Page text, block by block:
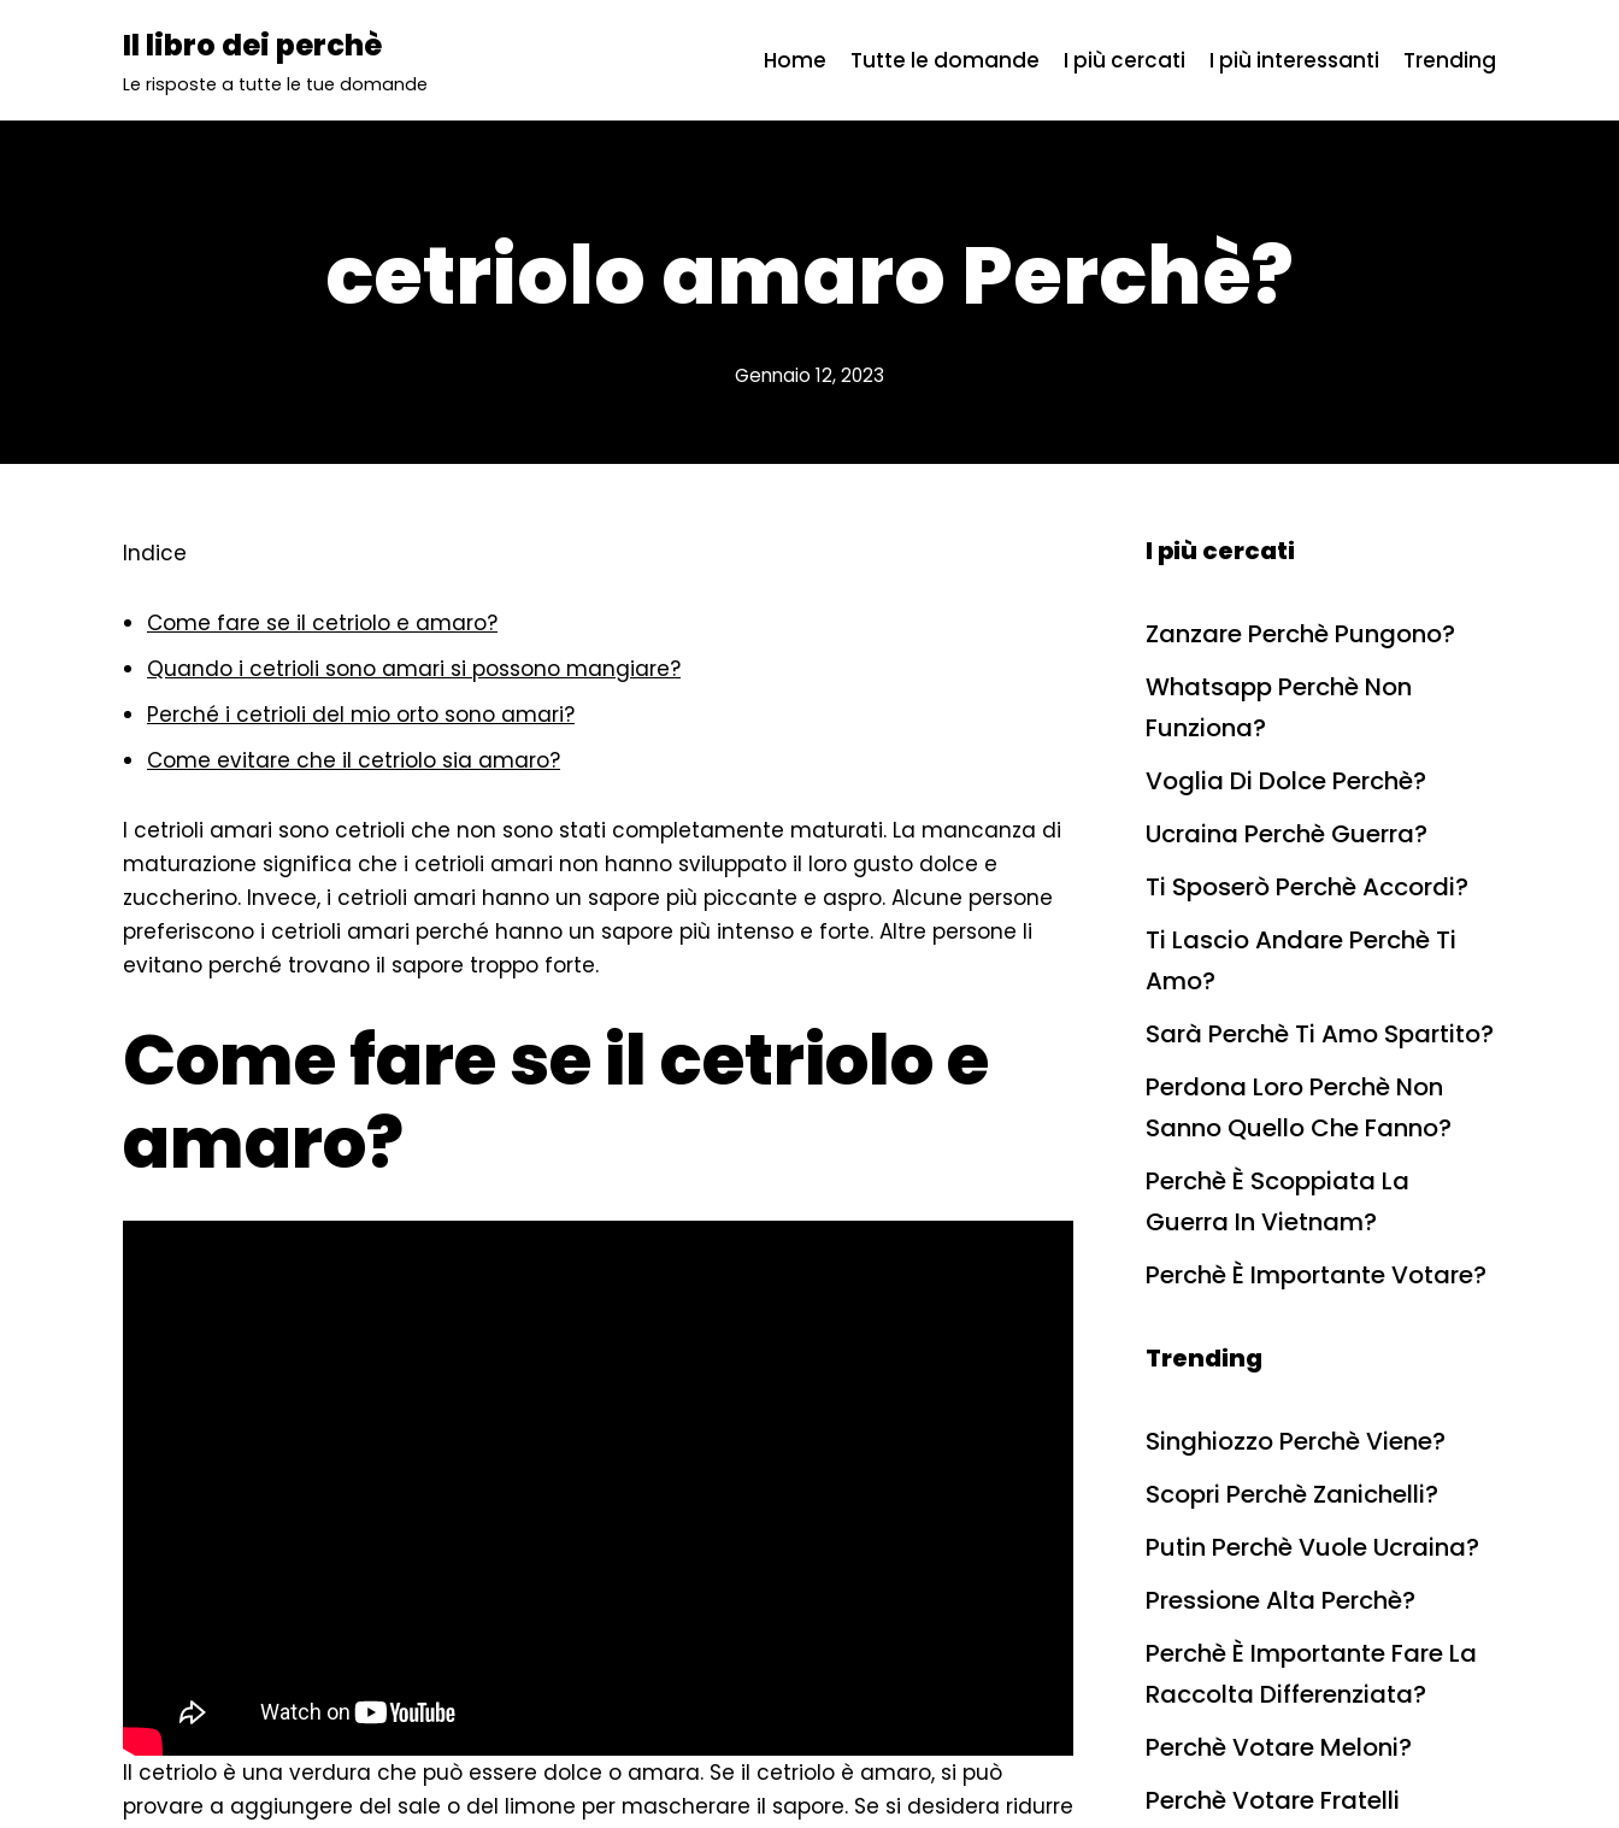
Il libro dei perchè
Le risposte a tutte le tue domande
Home Tutte le domande I più cercati I più interessanti Trending
cetriolo amaro Perchè?
Gennaio 12, 2023
Indice
Come fare se il cetriolo e amaro?
Quando i cetrioli sono amari si possono mangiare?
Perché i cetrioli del mio orto sono amari?
Come evitare che il cetriolo sia amaro?
I cetrioli amari sono cetrioli che non sono stati completamente maturati. La mancanza di
maturazione significa che i cetrioli amari non hanno sviluppato il loro gusto dolce e
zuccherino. Invece, i cetrioli amari hanno un sapore più piccante e aspro. Alcune persone
preferiscono i cetrioli amari perché hanno un sapore più intenso e forte. Altre persone li
evitano perché trovano il sapore troppo forte.
Come fare se il cetriolo e
amaro?
Il cetriolo è una verdura che può essere dolce o amara. Se il cetriolo è amaro, si può
provare a aggiungere del sale o del limone per mascherare il sapore. Se si desidera ridurre
I più cercati
Zanzare Perchè Pungono?
Whatsapp Perchè Non
Funziona?
Voglia Di Dolce Perchè?
Ucraina Perchè Guerra?
Ti Sposerò Perchè Accordi?
Ti Lascio Andare Perchè Ti
Amo?
Sarà Perchè Ti Amo Spartito?
Perdona Loro Perchè Non
Sanno Quello Che Fanno?
Perchè È Scoppiata La
Guerra In Vietnam?
Perchè È Importante Votare?
Trending
Singhiozzo Perchè Viene?
Scopri Perchè Zanichelli?
Putin Perchè Vuole Ucraina?
Pressione Alta Perchè?
Perchè È Importante Fare La
Raccolta Differenziata?
Perchè Votare Meloni?
Perchè Votare Fratelli